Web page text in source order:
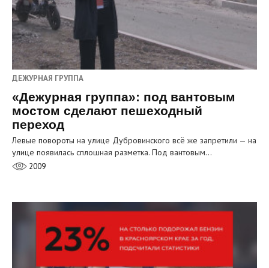
ДЕЖУРНАЯ ГРУППА
«Дежурная группа»: под вантовым
мостом сделают пешеходный
переход
Левые повороты на улице Дубровинского всё же запретили — на
улице появилась сплошная разметка. Под вантовым…
2009